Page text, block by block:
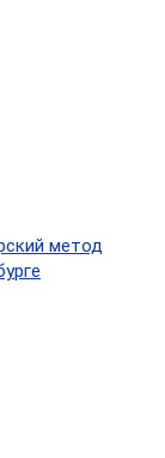
метод